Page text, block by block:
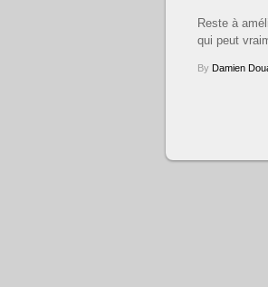
Reste à
qui peut
By Damien